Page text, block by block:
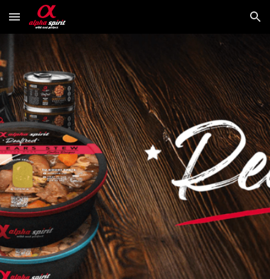
Skip to main content Skip to navigation